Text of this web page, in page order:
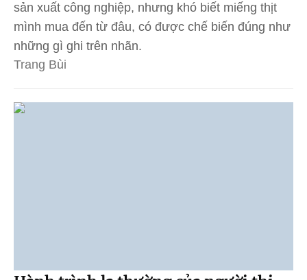
sản xuất công nghiệp, nhưng khó biết miếng thịt
mình mua đến từ đâu, có được chế biến đúng như
những gì ghi trên nhãn.
Trang Bùi